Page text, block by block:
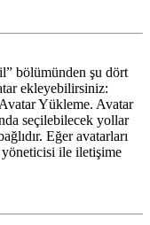
bölümünden şu dört
ekleyebilirsiniz:
Yükleme. Avatar
seçilebilecek yollar
Eğer avatarları
yöneticisi ile iletişime